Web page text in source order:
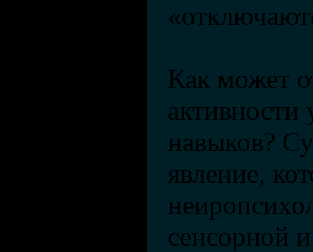
Как может
активности
навыков?
явление,
сенсорной